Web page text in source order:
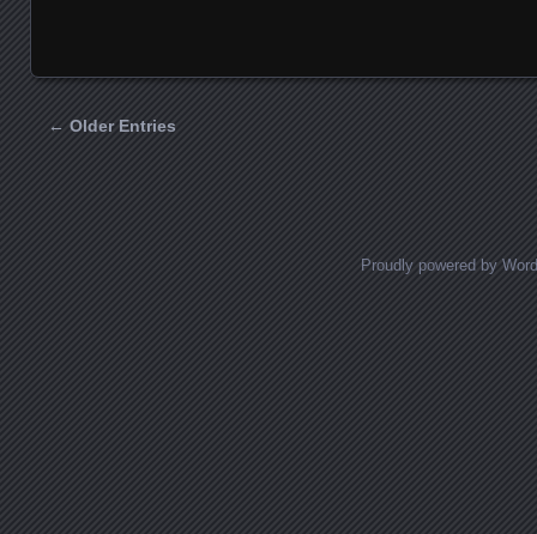
← Older Entries
Proudly powered by